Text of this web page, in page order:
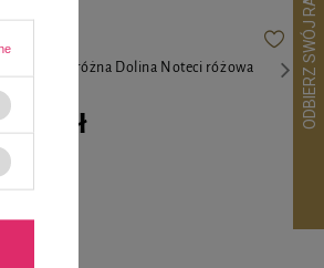
podróżna Dolina Noteci różowa
zł